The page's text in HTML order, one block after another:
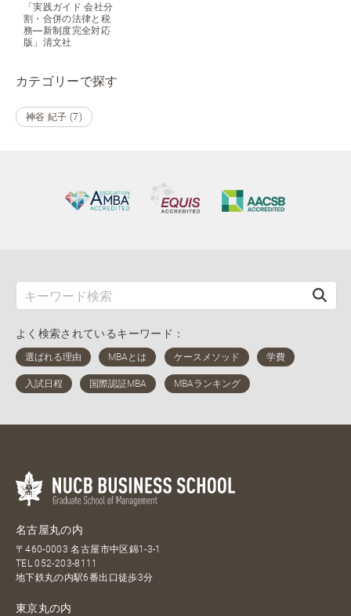
「実践ガイド 会社分
割・合併の法律と税
務―新制度完全対応
版」清文社
カテゴリーで探す
神谷 紀子 (7)
よく検索されているキーワード：
名古屋丸の内
〒460-0003 名古屋市中区錦1-3-1
TEL052-203-8111
地下鉄丸の内駅6番出口徒歩3分
東京丸の内